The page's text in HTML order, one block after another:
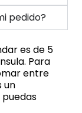
pedido?
es de 5
Para
entre
un